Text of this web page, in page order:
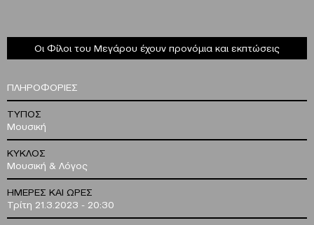
Οι Φίλοι του Μεγάρου έχουν προνόμια και εκπτώσεις
ΠΛΗΡΟΦΟΡΙΕΣ
ΤΥΠΟΣ
Μουσική
ΚΥΚΛΟΣ
Μουσική & Λόγος
ΗΜΕΡΕΣ ΚΑΙ ΩΡΕΣ
Τρίτη 21.3.2023 - 20:30